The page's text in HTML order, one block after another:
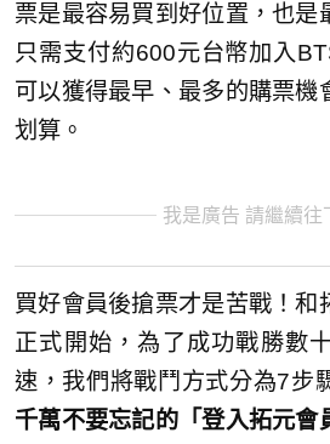
票是最容易買到好位置，也是
只需支付約600元台幣加入
可以獲得最早、最多的購票機
划算。
我是廣告 請繼續往
買好會員後搶票才是苦戰！和
正式開始，為了成功戰勝數
速，我們將戰鬥方式分為7步
千萬不要忘記的「登入拓元會